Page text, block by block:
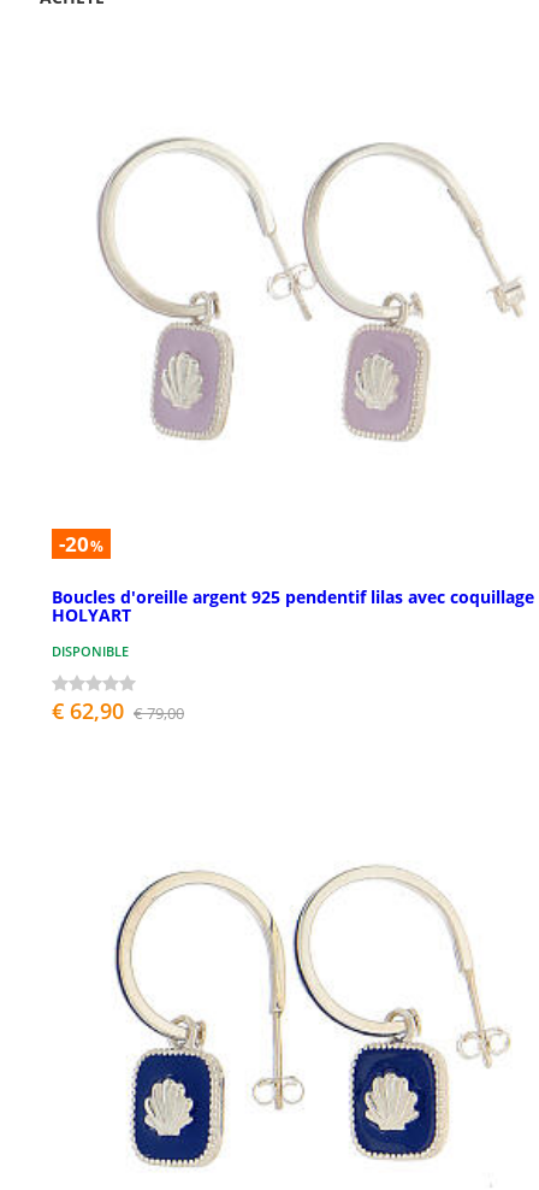
-20%
Boucles d'oreille argent 925 pendentif lilas avec coquillage
HOLYART
DISPONIBLE
€ 62,90 € 79,00